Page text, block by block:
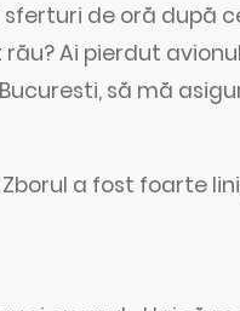
de oră după
Ai pierdut
să mă
a fost foarte